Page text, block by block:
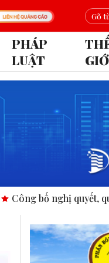
PHÁP
LUẬT
nghị quyết, quyết định